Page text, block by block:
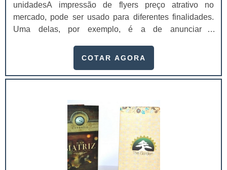
unidadesA impressão de flyers preço atrativo no
mercado, pode ser usado para diferentes finalidades.
Uma delas, por exemplo, é a de anunciar a
exemplo.Outro segmento que costuma trabalhar muito
seleção de imagens extremamente impactantes e
para que ele seja distribuído de maneira gratuita pe.
COTAR AGORA